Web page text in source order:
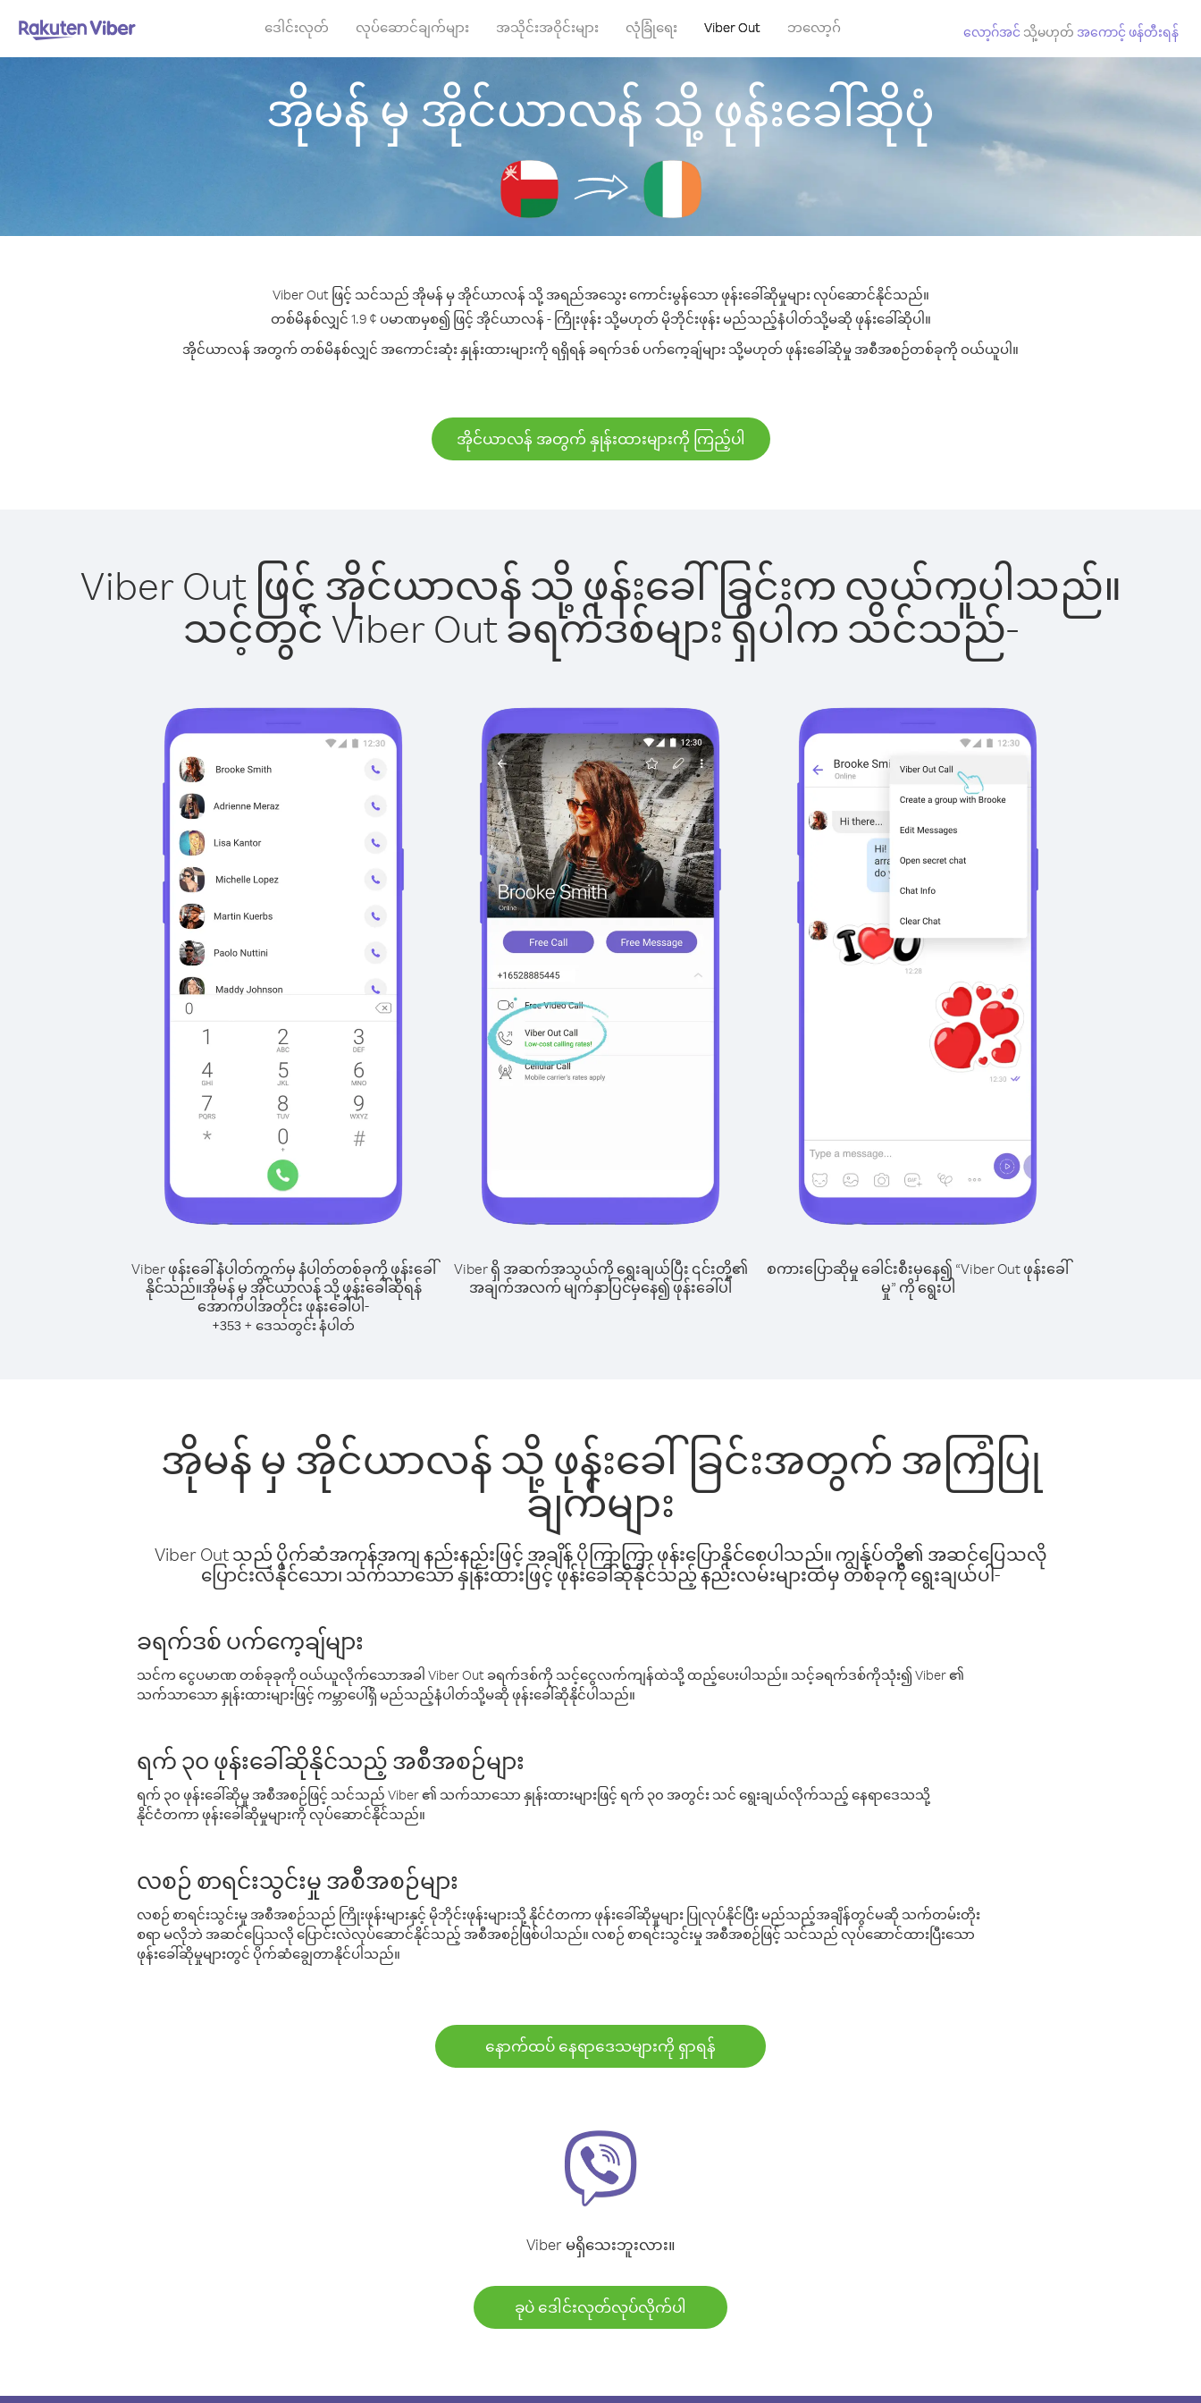
ဒေါင်းလုတ် လုပ်ဆောင်ချက်များ အသိုင်းအဝိုင်းများ လုံခြုံရေး Viber Out ဘလော့ဂ် လော့ဂ်အင် သို့မဟုတ် အကောင့် ဖန်တီးရန်
အိုမန် မှ အိုင်ယာလန် သို့ ဖုန်းခေါ်ဆိုပုံ
Viber Out ဖြင့် သင်သည် အိုမန် မှ အိုင်ယာလန် သို့ အရည်အသွေး ကောင်းမွန်သော ဖုန်းခေါ်ဆိုမှုများ လုပ်ဆောင်နိုင်သည်။
တစ်မိနစ်လျှင် 1.9 ¢ ပမာဏမှစ၍ ဖြင့် အိုင်ယာလန် - ကြိုးဖုန်း သို့မဟုတ် မိုဘိုင်းဖုန်း မည်သည့်နံပါတ်သို့မဆို ဖုန်းခေါ်ဆိုပါ။
အိုင်ယာလန် အတွက် တစ်မိနစ်လျှင် အကောင်းဆုံး နှုန်းထားများကို ရရှိရန် ခရက်ဒစ် ပက်ကေ့ချ်များ သို့မဟုတ် ဖုန်းခေါ်ဆိုမှု အစီအစဉ်တစ်ခုကို ဝယ်ယူပါ။
အိုင်ယာလန် အတွက် နှုန်းထားများကို ကြည့်ပါ
Viber Out ဖြင့် အိုင်ယာလန် သို့ ဖုန်းခေါ်ခြင်းက လွယ်ကူပါသည်။
သင့်တွင် Viber Out ခရက်ဒစ်များ ရှိပါက သင်သည်-
Viber ဖုန်းခေါ်နံပါတ်ကွက်မှ နံပါတ်တစ်ခုကို ဖုန်းခေါ်
နိုင်သည်။အိုမန် မှ အိုင်ယာလန် သို့ ဖုန်းခေါ်ဆိုရန်
အောက်ပါအတိုင်း ဖုန်းခေါ်ပါ-
+353 + ဒေသတွင်း နံပါတ်
Viber ရှိ အဆက်အသွယ်ကို ရွေးချယ်ပြီး ၎င်းတို့၏
အချက်အလက် မျက်နှာပြင်မှနေ၍ ဖုန်းခေါ်ပါ
စကားပြောဆိုမှု ခေါင်းစီးမှနေ၍ “Viber Out ဖုန်းခေါ်
မှု” ကို ရွေးပါ
အိုမန် မှ အိုင်ယာလန် သို့ ဖုန်းခေါ်ခြင်းအတွက် အကြံပြု
ချက်များ
Viber Out သည် ပိုက်ဆံအကုန်အကျ နည်းနည်းဖြင့် အချိန် ပိုကြာကြာ ဖုန်းပြောနိုင်စေပါသည်။ ကျွန်ုပ်တို့၏ အဆင်ပြေသလို
ပြောင်းလဲနိုင်သော၊ သက်သာသော နှုန်းထားဖြင့် ဖုန်းခေါ်ဆိုနိုင်သည့် နည်းလမ်းများထဲမှ တစ်ခုကို ရွေးချယ်ပါ-
ခရက်ဒစ် ပက်ကေ့ချ်များ
သင်က ငွေပမာဏ တစ်ခုခုကို ဝယ်ယူလိုက်သောအခါ Viber Out ခရက်ဒစ်ကို သင့်ငွေလက်ကျန်ထဲသို့ ထည့်ပေးပါသည်။ သင့်ခရက်ဒစ်ကိုသုံး၍ Viber ၏
သက်သာသော နှုန်းထားများဖြင့် ကမ္ဘာပေါ်ရှိ မည်သည့်နံပါတ်သို့မဆို ဖုန်းခေါ်ဆိုနိုင်ပါသည်။
ရက် ၃၀ ဖုန်းခေါ်ဆိုနိုင်သည့် အစီအစဉ်များ
ရက် ၃၀ ဖုန်းခေါ်ဆိုမှု အစီအစဉ်ဖြင့် သင်သည် Viber ၏ သက်သာသော နှုန်းထားများဖြင့် ရက် ၃၀ အတွင်း သင် ရွေးချယ်လိုက်သည့် နေရာဒေသသို့
နိုင်ငံတကာ ဖုန်းခေါ်ဆိုမှုများကို လုပ်ဆောင်နိုင်သည်။
လစဉ် စာရင်းသွင်းမှု အစီအစဉ်များ
လစဉ် စာရင်းသွင်းမှု အစီအစဉ်သည် ကြိုးဖုန်းများနှင့် မိုဘိုင်းဖုန်းများသို့ နိုင်ငံတကာ ဖုန်းခေါ်ဆိုမှုများ ပြုလုပ်နိုင်ပြီး မည်သည့်အချိန်တွင်မဆို သက်တမ်းတိုး
စရာ မလိုဘဲ အဆင်ပြေသလို ပြောင်းလဲလုပ်ဆောင်နိုင်သည့် အစီအစဉ်ဖြစ်ပါသည်။ လစဉ် စာရင်းသွင်းမှု အစီအစဉ်ဖြင့် သင်သည် လုပ်ဆောင်ထားပြီးသော
ဖုန်းခေါ်ဆိုမှုများတွင် ပိုက်ဆံချွေတာနိုင်ပါသည်။
နောက်ထပ် နေရာဒေသများကို ရှာရန်
Viber မရှိသေးဘူးလား။
ခုပဲ ဒေါင်းလုတ်လုပ်လိုက်ပါ